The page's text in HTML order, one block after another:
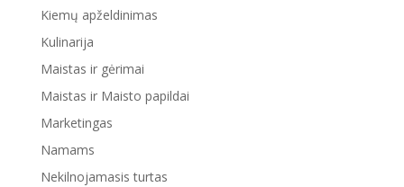
Kiemų apželdinimas
Kulinarija
Maistas ir gėrimai
Maistas ir Maisto papildai
Marketingas
Namams
Nekilnojamasis turtas